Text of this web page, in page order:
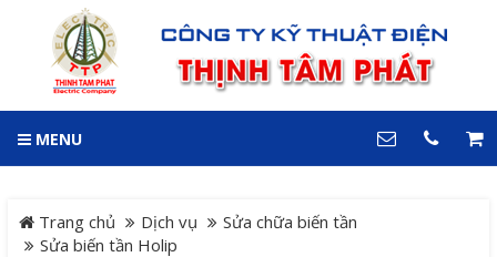
MENU
Trang chủ Dịch vụ
Sửa chữa biến tần
Sửa biến tần Holip
Trang chủ
GIỎ HÀNG
LIÊN HỆ
Hotline